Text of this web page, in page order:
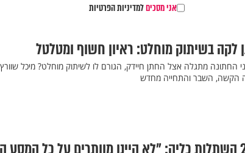
אני מסכיםלמדיניות הפרטיות
בשיתוק מוחלט: ראיון חשוף ומטלטל
מתגלה אצל החתן חיידק, הגורם לו לשיתוק מוחלט? מיכל
הקשה, השבר והתחייה מחדש